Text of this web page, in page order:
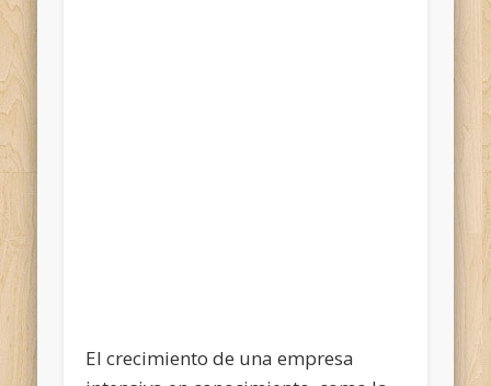
El crecimiento de una empresa